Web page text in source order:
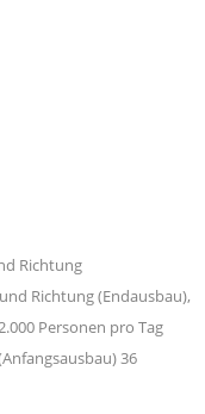
Richtung
Richtung (Endausbau),
Personen pro Tag
36